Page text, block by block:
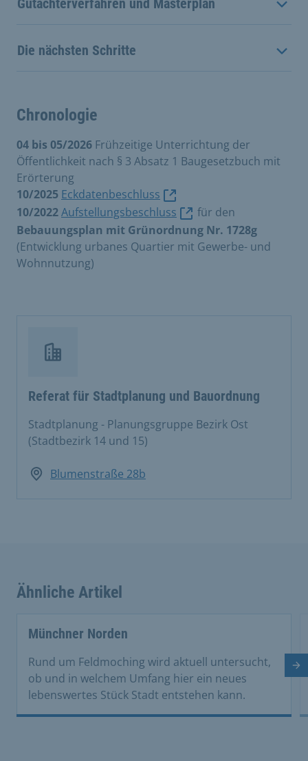
Gutachterverfahren und Masterplan
Die nächsten Schritte
Chronologie
04 bis 05/2026 Frühzeitige Unterrichtung der
Öffentlichkeit nach § 3 Absatz 1 Baugesetzbuch mit
Erörterung
10/2025 Eckdatenbeschluss
10/2022Aufstellungsbeschluss
für den
Bebauungsplan mit Grünordnung Nr. 1728g
(Entwicklung urbanes Quartier mit Gewerbe- und
Wohnnutzung)
Referat für Stadtplanung und Bauordnung
Stadtplanung - Planungsgruppe Bezirk Ost
(Stadtbezirk 14 und 15)
Blumenstraße 28b
Ähnliche Artikel
Münchner Norden
Rund um Feldmoching wird aktuell untersucht,
ob und in welchem Umfang hier ein neues
lebenswertes Stück Stadt entstehen kann.